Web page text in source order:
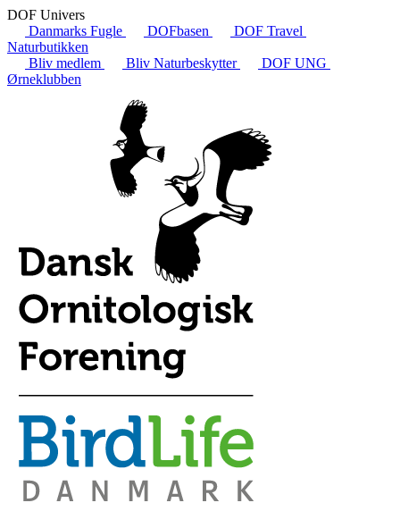
DOF Univers
Danmarks Fugle
DOFbasen
DOF Travel
Naturbutikken
Bliv medlem
Bliv Naturbeskytter
DOF UNG
Ørneklubben